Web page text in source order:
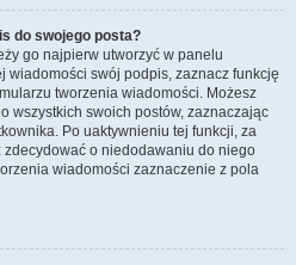
do swojego posta?
go najpierw utworzyć w panelu
wiadomości swój podpis, zaznacz funkcję
tworzenia wiadomości. Możesz
wszystkich swoich postów, zaznaczając
Po uaktywnieniu tej funkcji, za
zdecydować o niedodawaniu do niego
wiadomości zaznaczenie z pola